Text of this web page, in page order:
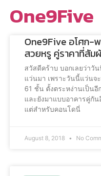
One9Five
One9Five อโศก-พ
สวยหรู คู่ราคาที่สัม
สวัสดีคร้าบ บอกเลยว่าวั
แว่นมา เพราะวันนี้แว่นจ
61 ชั้น ตั้งตระหง่านเป็น
และยังมาแบบอาคารคู่กัน
แต่สำหรับคอนโดนี่
August 8, 2018 No